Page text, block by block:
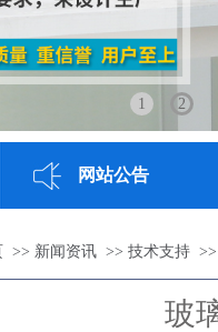
1 2
网站公告
>> 新闻资讯 >> 技术支持 >>
玻